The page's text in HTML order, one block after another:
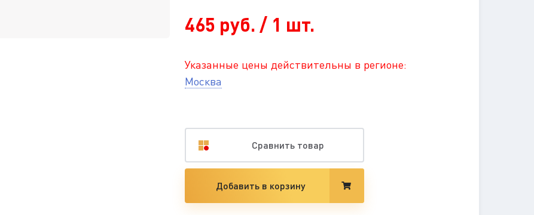
465 руб. / 1 шт.
Указанные цены действительны в регионе:
Москва
Сравнить товар
Добавить в корзину